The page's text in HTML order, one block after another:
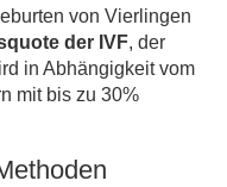
von Vierlingen
der IVF, der
in Abhängigkeit vom
mit bis zu 30%